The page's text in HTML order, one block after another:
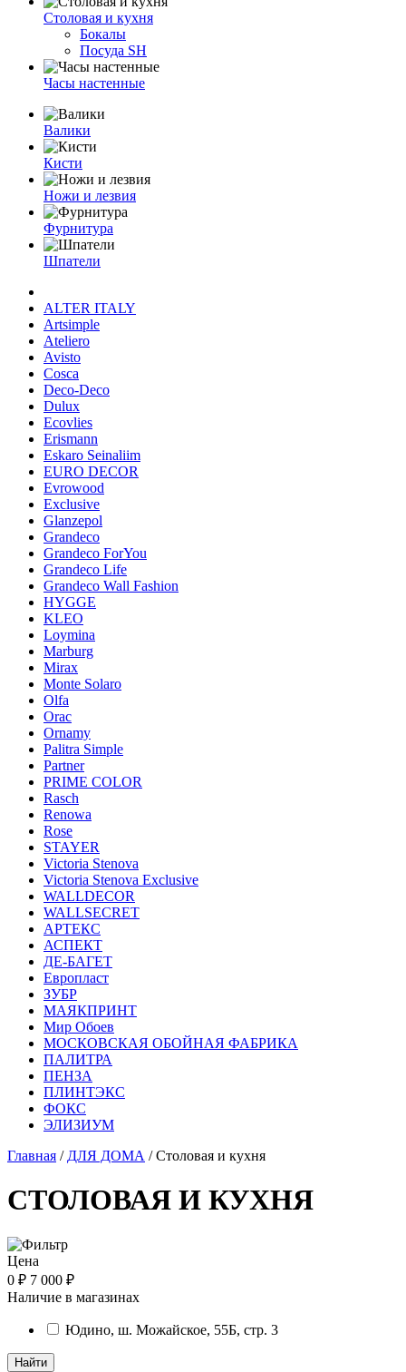
Столовая и кухня
Бокалы
Посуда SH
Часы настенные
Валики
Кисти
Ножи и лезвия
Фурнитура
Шпатели
ALTER ITALY
Artsimple
Ateliero
Avisto
Cosca
Deco-Deco
Dulux
Ecovlies
Erismann
Eskaro Seinaliim
EURO DECOR
Evrowood
Exclusive
Glanzepol
Grandeco
Grandeco ForYou
Grandeco Life
Grandeco Wall Fashion
HYGGE
KLEO
Loymina
Marburg
Mirax
Monte Solaro
Olfa
Orac
Ornamy
Palitra Simple
Partner
PRIME COLOR
Rasch
Renowa
Rose
STAYER
Victoria Stenova
Victoria Stenova Exclusive
WALLDECOR
WALLSECRET
АРТЕКС
АСПЕКТ
ДЕ-БАГЕТ
Европласт
ЗУБР
МАЯКПРИНТ
Мир Обоев
МОСКОВСКАЯ ОБОЙНАЯ ФАБРИКА
ПАЛИТРА
ПЕНЗА
ПЛИНТЭКС
ФОКС
ЭЛИЗИУМ
Главная / ДЛЯ ДОМА / Столовая и кухня
СТОЛОВАЯ И КУХНЯ
Цена
0 ₽ 7 000 ₽
Наличие в магазинах
Юдино, ш. Можайское, 55Б, стр. 3
Найти